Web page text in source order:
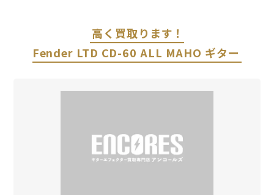
高く買取ります！
Fender LTD CD-60 ALL MAHO ギター